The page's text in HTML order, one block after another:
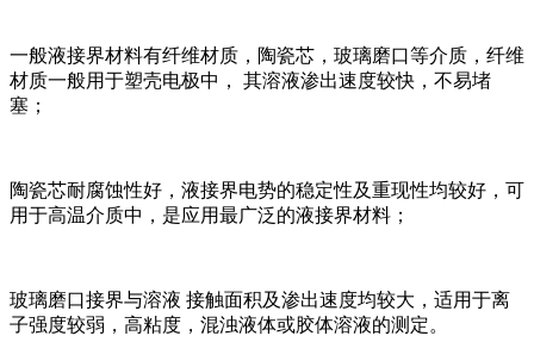
一般液接界材料有纤维材质，陶瓷芯，玻璃磨口等介质，纤维
材质一般用于塑壳电极中， 其溶液渗出速度较快，不易堵
塞；
陶瓷芯耐腐蚀性好，液接界电势的稳定性及重现性均较好，可
用于高温介质中，是应用最广泛的液接界材料；
玻璃磨口接界与溶液 接触面积及渗出速度均较大，适用于离
子强度较弱，高粘度，混浊液体或胶体溶液的测定。